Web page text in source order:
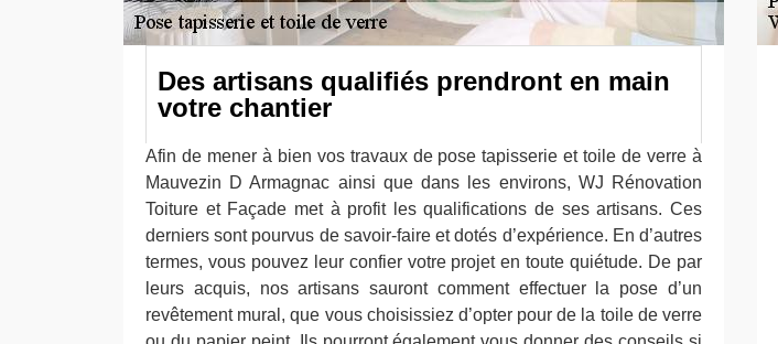
Des artisans qualifiés prendront en main
votre chantier
Afin de mener à bien vos travaux de pose tapisserie et toile de verre à
Mauvezin D Armagnac ainsi que dans les environs, WJ Rénovation
Toiture et Façade met à profit les qualifications de ses artisans. Ces
derniers sont pourvus de savoir-faire et dotés d’expérience. En d’autres
termes, vous pouvez leur confier votre projet en toute quiétude. De par
leurs acquis, nos artisans sauront comment effectuer la pose d’un
revêtement mural, que vous choisissiez d’opter pour de la toile de verre